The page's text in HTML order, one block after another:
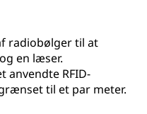
radiobølger til at
en læser.
RFID-
til et par meter.